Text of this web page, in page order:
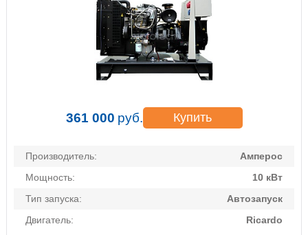
361 000 руб. Купить
Производитель:
Амперос
Мощность:
10 кВт
Тип запуска:
Автозапуск
Двигатель:
Ricardo